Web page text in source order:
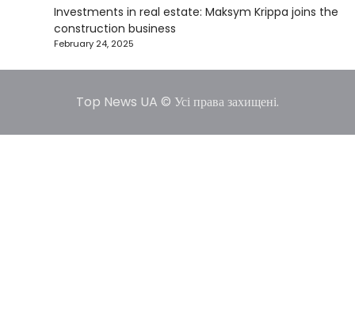
Investments in real estate: Maksym Krippa joins the
construction business
February 24, 2025
Top News UA © Усі права захищені.